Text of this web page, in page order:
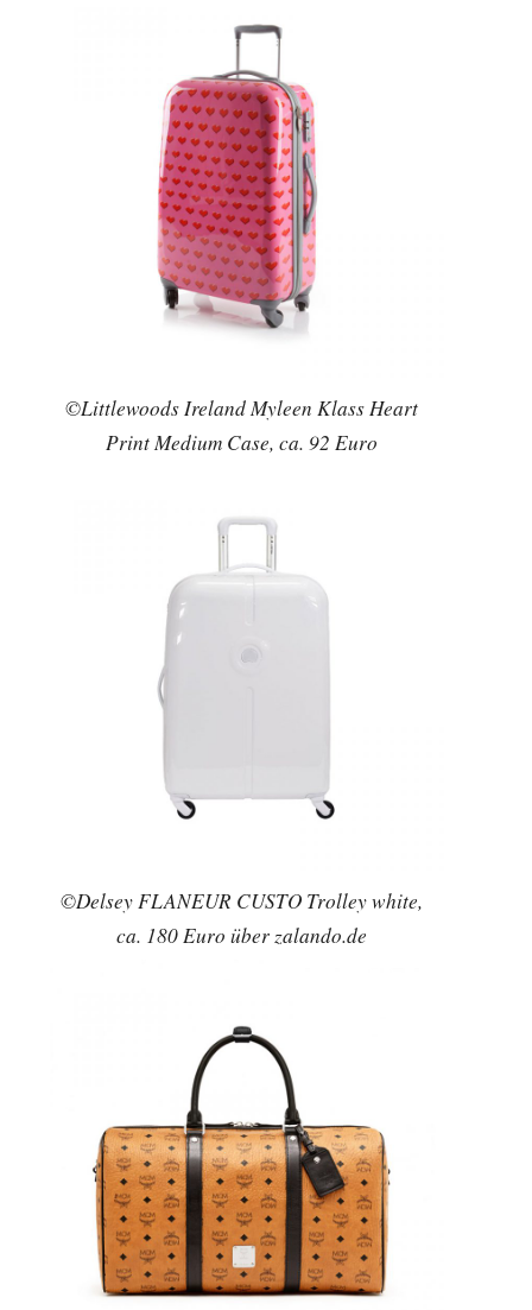
©Littlewoods Ireland Myleen Klass Heart
Print Medium Case, ca. 92 Euro
©Delsey FLANEUR CUSTO Trolley white,
ca. 180 Euro über zalando.de